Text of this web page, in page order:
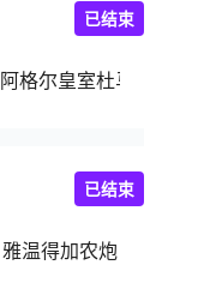
阿格尔皇室杜马
已结束
雅温得加农炮
已结束